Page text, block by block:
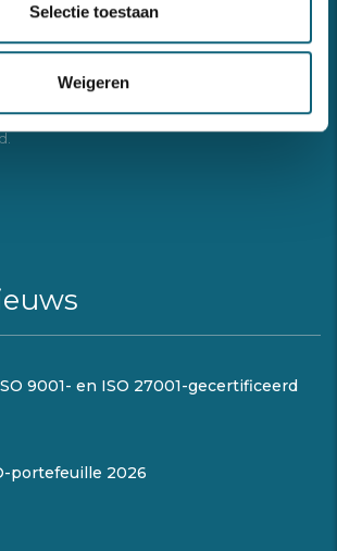
Selectie toestaan
Weigeren
of andere begeleidings- of
kwaliteit, veiligheid, milieu en
9001- en ISO 27001-gecertificeerd
portefeuille 2026